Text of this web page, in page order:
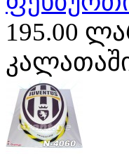
195.00